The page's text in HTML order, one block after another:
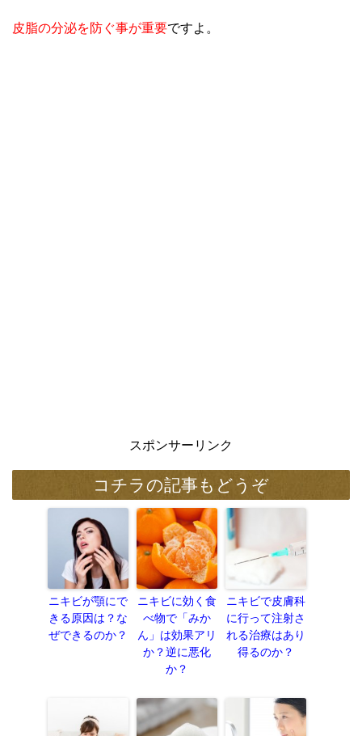
皮脂の分泌を防ぐ事が重要ですよ。
スポンサーリンク
コチラの記事もどうぞ
ニキビが顎にで
きる原因は？な
ぜできるのか？
ニキビに効く食
べ物で「みか
ん」は効果アリ
か？逆に悪化
か？
ニキビで皮膚科
に行って注射さ
れる治療はあり
得るのか？